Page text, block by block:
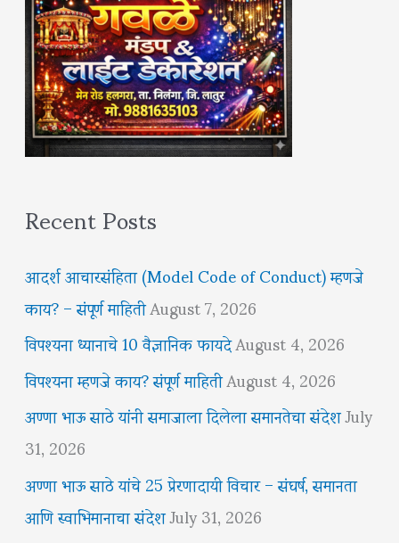
Recent Posts
आदर्श आचारसंहिता (Model Code of Conduct) म्हणजे
काय? – संपूर्ण माहितीAugust 7, 2026
विपश्यना ध्यानाचे 10 वैज्ञानिक फायदेAugust 4, 2026
विपश्यना म्हणजे काय? संपूर्ण माहितीAugust 4, 2026
अण्णा भाऊ साठे यांनी समाजाला दिलेला समानतेचा संदेशJuly
31, 2026
अण्णा भाऊ साठे यांचे 25 प्रेरणादायी विचार – संघर्ष, समानता
आणि स्वाभिमानाचा संदेशJuly 31, 2026